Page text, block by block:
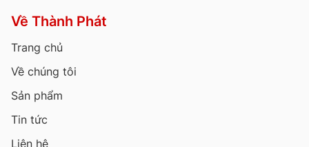
Về Thành Phát
Trang chủ
Về chúng tôi
Sản phẩm
Tin tức
Liên hệ